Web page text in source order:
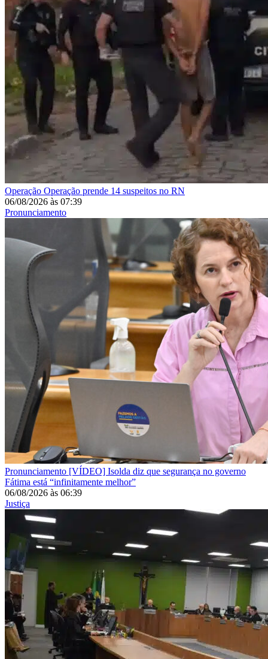
Operação Operação prende 14 suspeitos no RN
06/08/2026 às 07:39
Pronunciamento
Pronunciamento [VÍDEO] Isolda diz que segurança no governo
Fátima está “infinitamente melhor”
06/08/2026 às 06:39
Justiça